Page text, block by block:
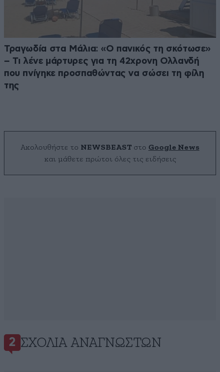
Τραγωδία στα Μάλια: «Ο πανικός τη σκότωσε»
– Τι λένε μάρτυρες για τη 42χρονη Ολλανδή
που πνίγηκε προσπαθώντας να σώσει τη φίλη
της
Ακολουθήστε το NEWSBEAST στο Google News
και μάθετε πρώτοι όλες τις ειδήσεις
2 ΣΧΌΛΙΑ ΑΝΑΓΝΩΣΤΏΝ